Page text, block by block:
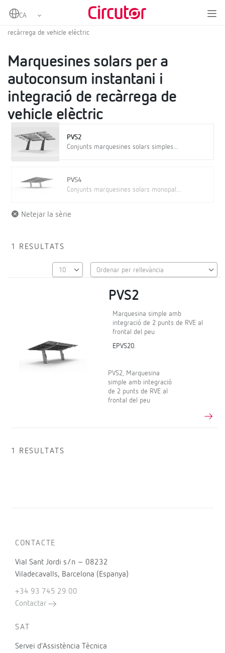
Home Energies renovables
Marquesines solars
recàrrega de vehicle elèctric
Marquesines solars per a
autoconsum instantani i
integració de recàrrega de
vehicle elèctric
PVS2
Conjunts marquesines solars simples...
PVS4
Conjunts marquesines solars monopal...
Netejar la sèrie
1 RESULTATS
PVS2
Marquesina simple amb
integració de 2 punts de RVE al
frontal del peu
EPVS20.
PVS2, Marquesina
simple amb integració
de 2 punts de RVE al
frontal del peu
1 RESULTATS
CONTACTE
Vial Sant Jordi s/n – 08232
Viladecavalls, Barcelona (Espanya)
+34 93 745 29 00
Contactar
SAT
Servei d’Assistència Tècnica